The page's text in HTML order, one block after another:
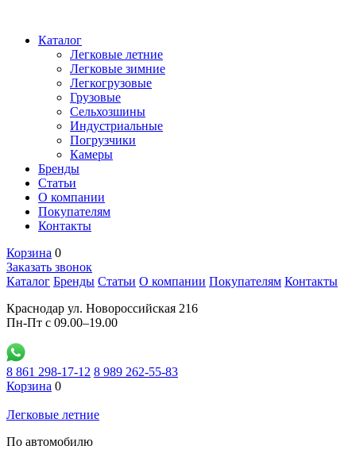
Каталог
Легковые летние
Легковые зимние
Легкогрузовые
Грузовые
Сельхозшины
Индустриальные
Погрузчики
Камеры
Бренды
Статьи
О компании
Покупателям
Контакты
Корзина 0
Заказать звонок
Каталог Бренды Статьи О компании Покупателям Контакты
Краснодар ул. Новороссийская 216
Пн-Пт с 09.00–19.00
8 861 298-17-12 8 989 262-55-83
Корзина 0
Легковые летние
По автомобилю